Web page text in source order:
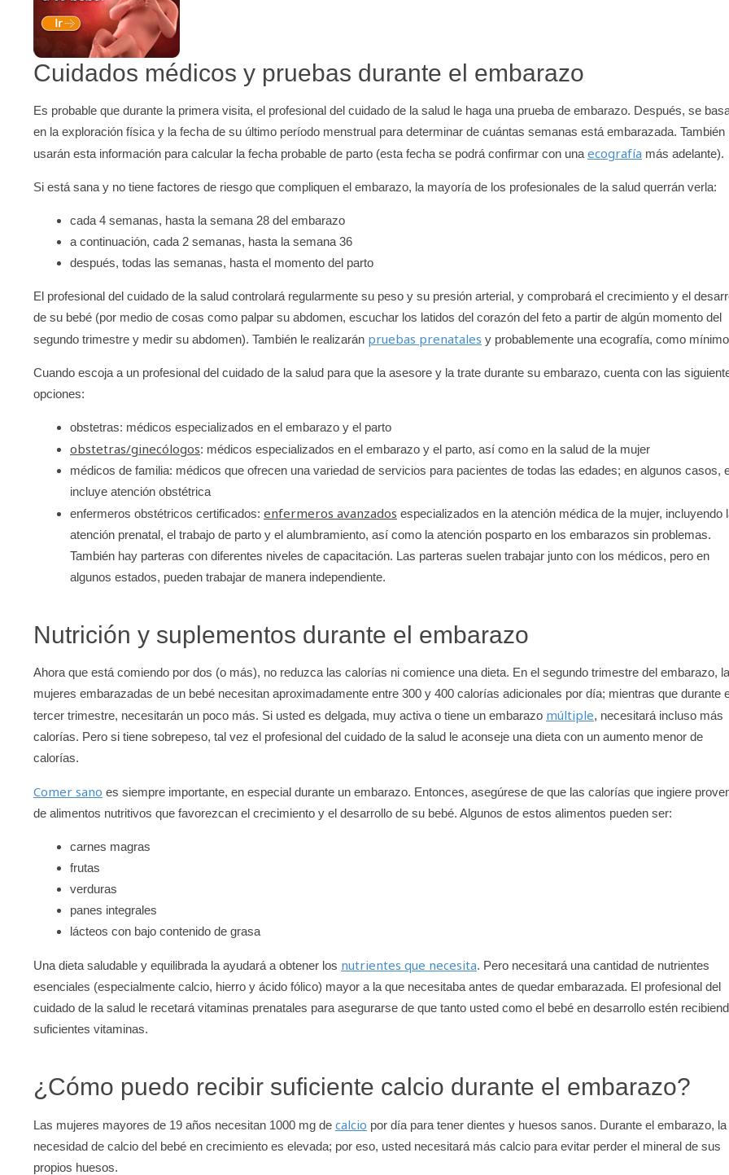
Cuidados médicos y pruebas durante el embarazo
Es probable que durante la primera visita, el profesional del cuidado de la salud le haga una prueba de embarazo. Después, se
en la exploración física y la fecha de su último período menstrual para determinar de cuántas semanas está embarazada. También
usarán esta información para calcular la fecha probable de parto (esta fecha se podrá confirmar con una ecografía más adelante).
Si está sana y no tiene factores de riesgo que compliquen el embarazo, la mayoría de los profesionales de la salud querrán verla:
cada 4 semanas, hasta la semana 28 del embarazo
a continuación, cada 2 semanas, hasta la semana 36
después, todas las semanas, hasta el momento del parto
El profesional del cuidado de la salud controlará regularmente su peso y su presión arterial, y comprobará el crecimiento y el
de su bebé (por medio de cosas como palpar su abdomen, escuchar los latidos del corazón del feto a partir de algún momento del
segundo trimestre y medir su abdomen). También le realizarán pruebas prenatales y probablemente una ecografía, como
Cuando escoja a un profesional del cuidado de la salud para que la asesore y la trate durante su embarazo, cuenta con las
opciones:
obstetras: médicos especializados en el embarazo y el parto
obstetras/ginecólogos: médicos especializados en el embarazo y el parto, así como en la salud de la mujer
médicos de familia: médicos que ofrecen una variedad de servicios para pacientes de todas las edades; en algunos casos,
incluye atención obstétrica
enfermeros obstétricos certificados: enfermeros avanzados especializados en la atención médica de la mujer, incluyendo
atención prenatal, el trabajo de parto y el alumbramiento, así como la atención posparto en los embarazos sin problemas.
También hay parteras con diferentes niveles de capacitación. Las parteras suelen trabajar junto con los médicos, pero en
algunos estados, pueden trabajar de manera independiente.
Nutrición y suplementos durante el embarazo
Ahora que está comiendo por dos (o más), no reduzca las calorías ni comience una dieta. En el segundo trimestre del embarazo,
mujeres embarazadas de un bebé necesitan aproximadamente entre 300 y 400 calorías adicionales por día; mientras que durante
tercer trimestre, necesitarán un poco más. Si usted es delgada, muy activa o tiene un embarazo múltiple, necesitará incluso más
calorías. Pero si tiene sobrepeso, tal vez el profesional del cuidado de la salud le aconseje una dieta con un aumento menor de
calorías.
Comer sano es siempre importante, en especial durante un embarazo. Entonces, asegúrese de que las calorías que ingiere
de alimentos nutritivos que favorezcan el crecimiento y el desarrollo de su bebé. Algunos de estos alimentos pueden ser:
carnes magras
frutas
verduras
panes integrales
lácteos con bajo contenido de grasa
Una dieta saludable y equilibrada la ayudará a obtener los nutrientes que necesita. Pero necesitará una cantidad de nutrientes
esenciales (especialmente calcio, hierro y ácido fólico) mayor a la que necesitaba antes de quedar embarazada. El profesional del
cuidado de la salud le recetará vitaminas prenatales para asegurarse de que tanto usted como el bebé en desarrollo estén
suficientes vitaminas.
¿Cómo puedo recibir suficiente calcio durante el embarazo?
Las mujeres mayores de 19 años necesitan 1000 mg de calcio por día para tener dientes y huesos sanos. Durante el embarazo, la
necesidad de calcio del bebé en crecimiento es elevada; por eso, usted necesitará más calcio para evitar perder el mineral de sus
propios huesos.